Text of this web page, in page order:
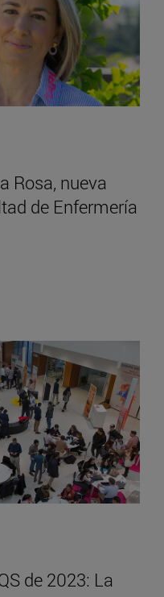
Rosa, nueva
de Enfermería
de 2023: La